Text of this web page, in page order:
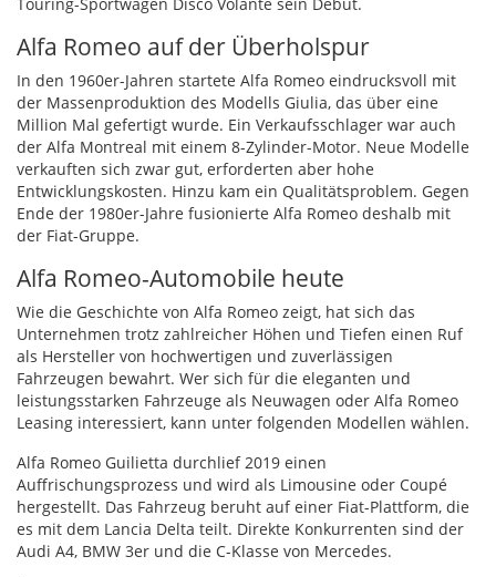
Alfa Romeo auf der Überholspur
In den 1960er-Jahren startete Alfa Romeo eindrucksvoll mit
der Massenproduktion des Modells Giulia, das über eine
Million Mal gefertigt wurde. Ein Verkaufsschlager war auch
der Alfa Montreal mit einem 8-Zylinder-Motor. Neue Modelle
verkauften sich zwar gut, erforderten aber hohe
Entwicklungskosten. Hinzu kam ein Qualitätsproblem. Gegen
Ende der 1980er-Jahre fusionierte Alfa Romeo deshalb mit
der Fiat-Gruppe.
Alfa Romeo-Automobile heute
Wie die Geschichte von Alfa Romeo zeigt, hat sich das
Unternehmen trotz zahlreicher Höhen und Tiefen einen Ruf
als Hersteller von hochwertigen und zuverlässigen
Fahrzeugen bewahrt. Wer sich für die eleganten und
leistungsstarken Fahrzeuge als Neuwagen oder Alfa Romeo
Leasing interessiert, kann unter folgenden Modellen wählen.
Alfa Romeo Guilietta durchlief 2019 einen
Auffrischungsprozess und wird als Limousine oder Coupé
hergestellt. Das Fahrzeug beruht auf einer Fiat-Plattform, die
es mit dem Lancia Delta teilt. Direkte Konkurrenten sind der
Audi A4, BMW 3er und die C-Klasse von Mercedes.